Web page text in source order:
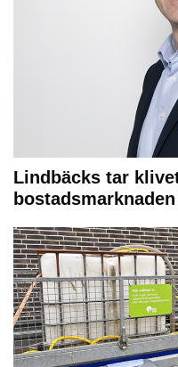
Lindbäcks tar
bostadsmarknaden